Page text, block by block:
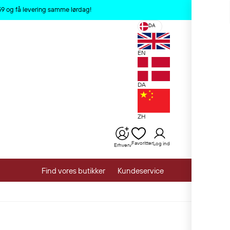
og få levering samme lørdag!
DA
EN
DA
ZH
ErhvervFavoritterLog ind
Find vores butikker Kundeservice